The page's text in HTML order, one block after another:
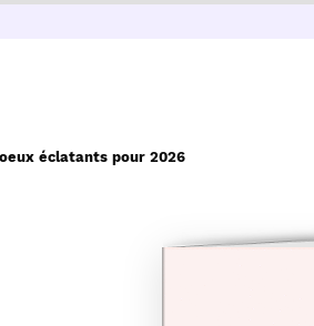
éclatants pour 2026